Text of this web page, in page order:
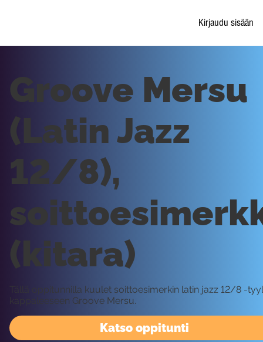
Kirjaudu sisään
Katso oppitunti
Groove Mersu
(Latin Jazz
12/8),
(kitara)
Tällä oppitunnilla kuulet soittoesimerkin latin jazz 12/8 -
kappaleeseen Groove Mersu.